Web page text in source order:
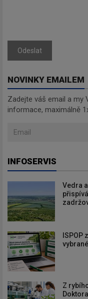
Odeslat
NOVINKY EMAILEM
Zadejte váš email a my
informace, maximálně
INFOSERVIS
Vedra
Z